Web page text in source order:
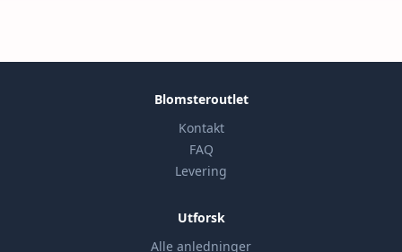
Blomsteroutlet
Kontakt
FAQ
Levering
Utforsk
Alle anledninger